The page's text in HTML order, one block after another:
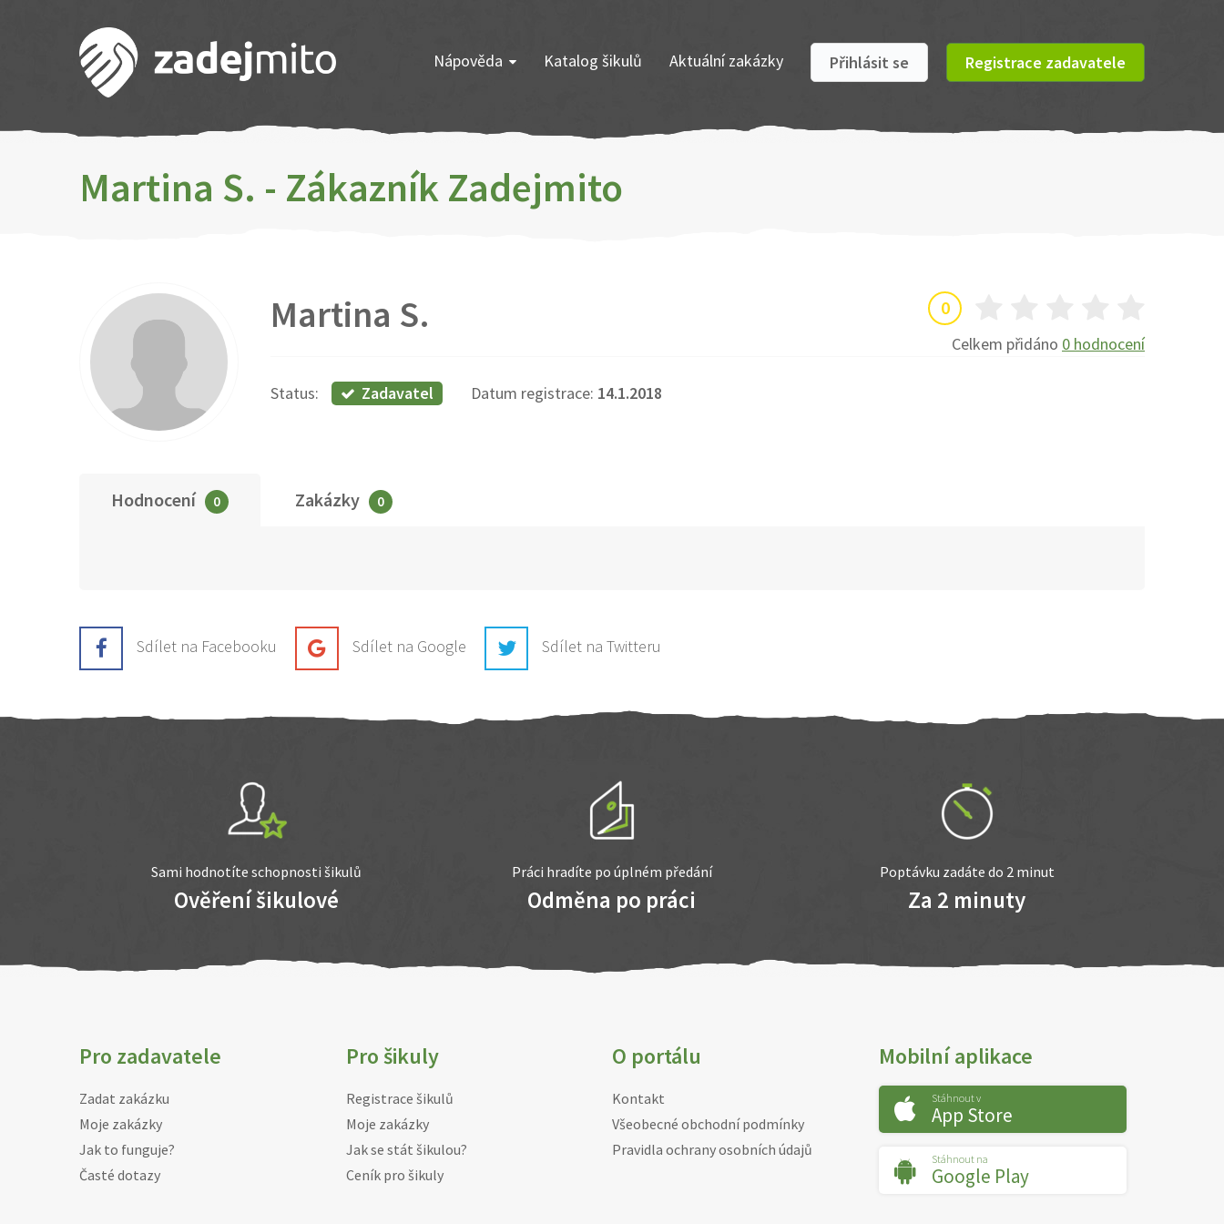
Nápověda Katalog šikulů Aktuální zakázky Přihlásit se Registrace zadavatele
Martina S. - Zákazník Zadejmito
0
Celkem přidáno 0 hodnocení
Martina S.
Status: Zadavatel Datum registrace: 14.1.2018
Hodnocení 0 Zakázky 0
Sdílet na Facebooku Sdílet na Google Sdílet na Twitteru
Sami hodnotíte schopnosti šikulů
Ověření šikulové
Práci hradíte po úplném předání
Odměna po práci
Poptávku zadáte do 2 minut
Za 2 minuty
Pro zadavatele
Zadat zakázku
Moje zakázky
Jak to funguje?
Časté dotazy
Pro šikuly
Registrace šikulů
Moje zakázky
Jak se stát šikulou?
Ceník pro šikuly
O portálu
Kontakt
Všeobecné obchodní podmínky
Pravidla ochrany osobních údajů
Mobilní aplikace
Stáhnout v
App Store
Stáhnout na
Google Play